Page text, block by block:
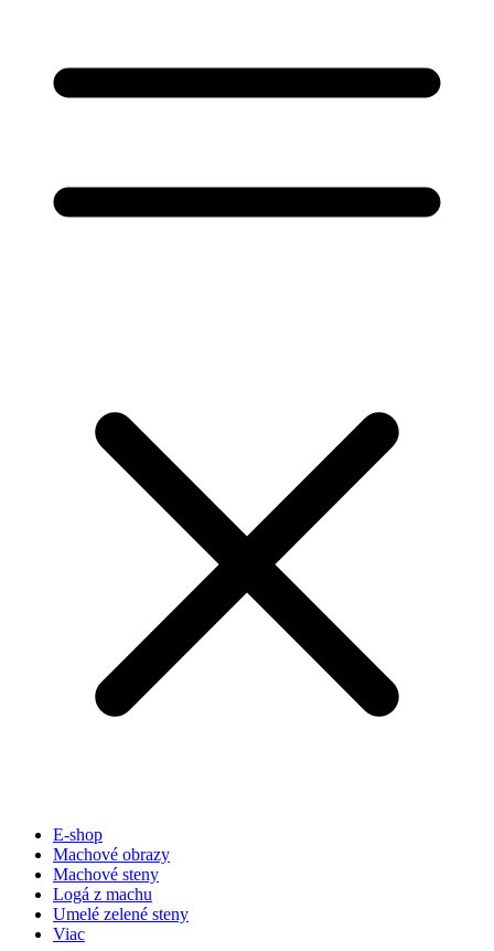
E-shop
Machové obrazy
Machové steny
Logá z machu
Umelé zelené steny
Viac